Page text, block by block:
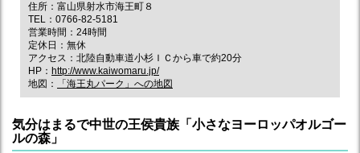
住所：富山県射水市海王町８
TEL：0766-82-5181
営業時間：24時間
定休日：無休
アクセス：北陸自動車道小杉ＩＣから車で約20分
HP： http://www.kaiwomaru.jp/
地図：
「海王丸パーク」への地図
気分はまるで中世の王侯貴族「小さなヨーロッパオルゴー
ルの森」